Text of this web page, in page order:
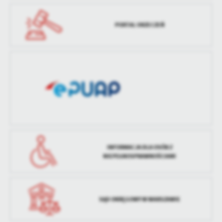
społecznościowych.
PORTAL ORZECZEŃ
INFORMACJA DLA OSÓB Z
NIEPEŁNOSPRAWNOŚCIAMI
SĄD OKRĘGOWY W WARSZAWIE
zaktualizował